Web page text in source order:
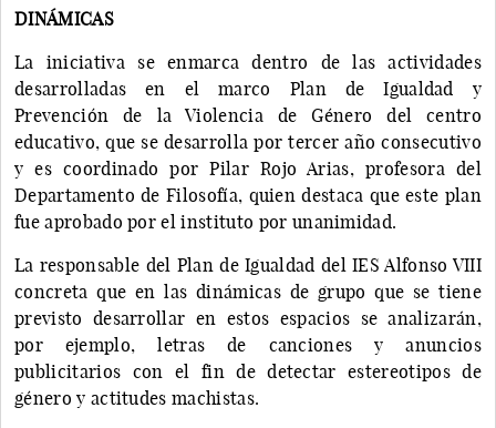
DINÁMICAS
La iniciativa se enmarca dentro de las actividades
desarrolladas en el marco Plan de Igualdad y
Prevención de la Violencia de Género del centro
educativo, que se desarrolla por tercer año consecutivo
y es coordinado por Pilar Rojo Arias, profesora del
Departamento de Filosofía, quien destaca que este plan
fue aprobado por el instituto por unanimidad.
La responsable del Plan de Igualdad del IES Alfonso VIII
concreta que en las dinámicas de grupo que se tiene
previsto desarrollar en estos espacios se analizarán,
por ejemplo, letras de canciones y anuncios
publicitarios con el fin de detectar estereotipos de
género y actitudes machistas.